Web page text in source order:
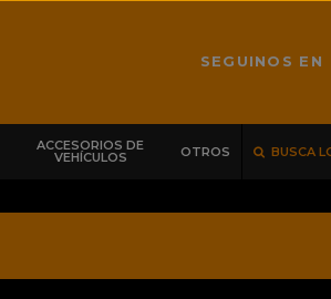
SEGUINOS EN
ACCESORIOS DE
VEHÍCULOS OTROS BUSCA